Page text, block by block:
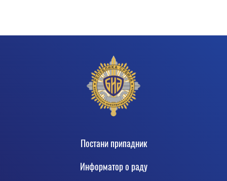
Постани припадник
Информатор о раду